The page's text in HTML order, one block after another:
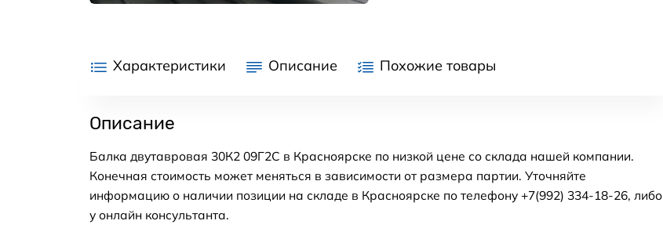
Характеристики Описание Похожие товары
Описание
Балка двутавровая 30К2 09Г2С в Красноярске по низкой цене со склада нашей компании.
Конечная стоимость может меняться в зависимости от размера партии. Уточняйте
информацию о наличии позиции на складе в Красноярске по телефону +7(992) 334-18-26, либо
у онлайн консультанта.